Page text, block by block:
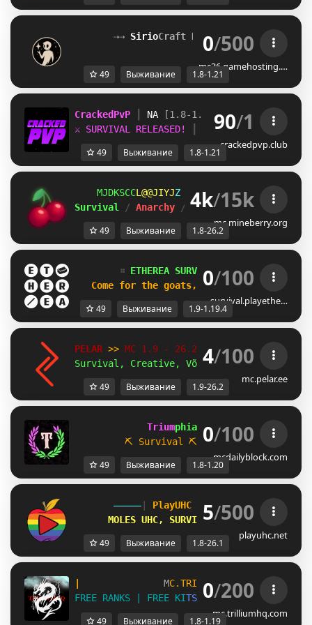
⇢⇢ SirioCraft Network [1.8–1.21+]
0/500
mc36.gamehosting.…
49 Выживание 1.8-1.21
CrackedPvP NA [1.8-1.21 ]
⚔ SURVIVAL RELEASED!
discord.gg/
90/1
crackedpvp.club
49 Выживание 1.8-1.21
AKOPCB^VG^H\LZ[ ＭＩＮＥＢＥＲＲＹ
Survival
/ Anarchy / BedWars / SkyWars
4k/15k
mc.mineberry.org
49 Выживание 1.8-26.2
። ETHEREA SURVIVAL [1.9-1.19.4]
Come for the goats, stay for adventure!
0/100
survival.playethe…
49 Выживание 1.9-1.19.4
PELAR >> MC 1.9 - 26.2
Survival, Creative, Võistlused!
4/100
mc.pelar.ee
49 Выживание 1.9-26.2
Triumphia
[1.8 / 1.20.x]
⛏ Survival
⛏ ☁ Parkour
0/100
mcdailyblock.com
49 Выживание 1.8-1.20
----- PlayUHC -----
[1.8 - 26.1]
MOLES UHC, SURVIVAL GAMES + MORE
5/500
playuhc.net
49 Выживание 1.8-26.1
MC.TRI LI UMH Q. CO M
FREE RANKS FREE KITS | M CMMO | R
0/200
mc.trilliumhq.com
49 Выживание 1.8-1.19